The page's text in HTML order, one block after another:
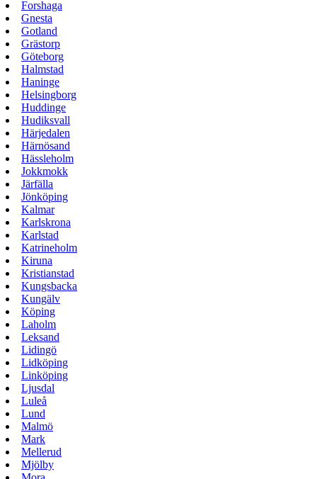
Forshaga
Gnesta
Gotland
Grästorp
Göteborg
Halmstad
Haninge
Helsingborg
Huddinge
Hudiksvall
Härjedalen
Härnösand
Hässleholm
Jokkmokk
Järfälla
Jönköping
Kalmar
Karlskrona
Karlstad
Katrineholm
Kiruna
Kristianstad
Kungsbacka
Kungälv
Köping
Laholm
Leksand
Lidingö
Lidköping
Linköping
Ljusdal
Luleå
Lund
Malmö
Mark
Mellerud
Mjölby